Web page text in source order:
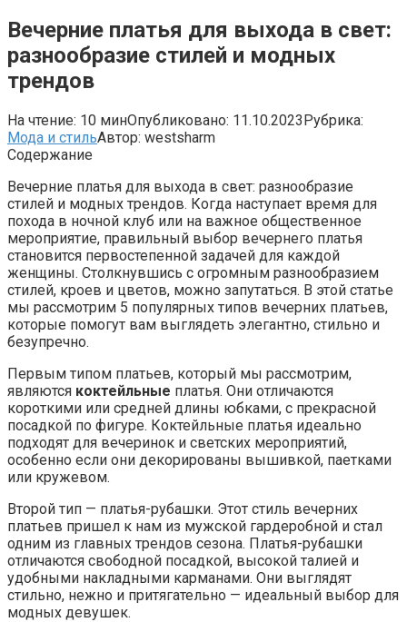
Вечерние платья для выхода в свет:
разнообразие стилей и модных
трендов
На чтение: 10 минОпубликовано: 11.10.2023Рубрика:
Мода и стильАвтор: westsharm
Содержание
Вечерние платья для выхода в свет: разнообразие
стилей и модных трендов. Когда наступает время для
похода в ночной клуб или на важное общественное
мероприятие, правильный выбор вечернего платья
становится первостепенной задачей для каждой
женщины. Столкнувшись с огромным разнообразием
стилей, кроев и цветов, можно запутаться. В этой статье
мы рассмотрим 5 популярных типов вечерних платьев,
которые помогут вам выглядеть элегантно, стильно и
безупречно.
Первым типом платьев, который мы рассмотрим,
являются коктейльные платья. Они отличаются
короткими или средней длины юбками, с прекрасной
посадкой по фигуре. Коктейльные платья идеально
подходят для вечеринок и светских мероприятий,
особенно если они декорированы вышивкой, паетками
или кружевом.
Второй тип — платья-рубашки. Этот стиль вечерних
платьев пришел к нам из мужской гардеробной и стал
одним из главных трендов сезона. Платья-рубашки
отличаются свободной посадкой, высокой талией и
удобными накладными карманами. Они выглядят
стильно, нежно и притягательно — идеальный выбор для
модных девушек.